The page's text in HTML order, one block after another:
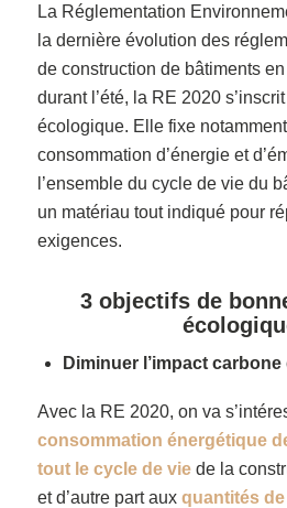
La Réglementation
la dernière évolution des
de construction de bâtiments
durant l’été, la RE 2020
écologique. Elle fixe
consommation d’énergie et
l’ensemble du cycle de vie du
un matériau tout indiqué pour
exigences.
3 objectifs de
Diminuer l’impact
Avec la RE 2020, on va
consommation énergétique
tout le cycle de viede la
et d’autre part auxquantités de